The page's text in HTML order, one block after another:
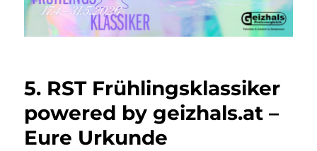
5. RST Frühlingsklassiker
powered by geizhals.at –
Eure Urkunde